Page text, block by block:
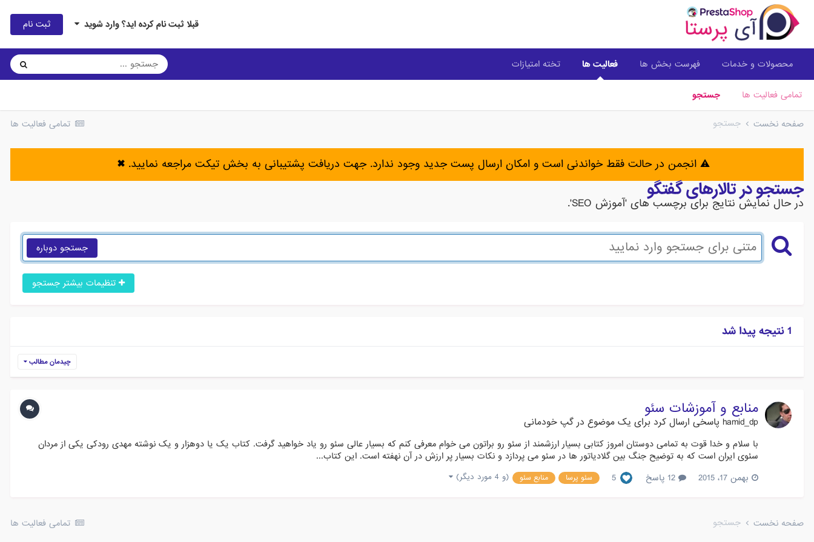
قبلا ثبت نام کرده اید؟ وارد شوید ثبت نام
محصولات و خدمات فهرست بخش ها فعالیت ها
تمامی فعالیت ها جستجو
تخته امتیازات
تمامی فعالیت ها صفحه نخست جستجو
⚠️ انجمن در حالت فقط خواندنی است و امکان ارسال پست جدید وجود ندارد. جهت دریافت پشتیبانی به بخش تیکت مراجعه نمایید.✖
جستجو در تالارهای گفتگو
در حال نمایش نتایج برای برچسب های 'آموزش SEO'.
جستجو دوباره
تنظیمات بیشتر جستجو
1 نتیجه پیدا شد
چیدمان مطالب
منابع و آموزشات سئو
hamid_dp پاسخی ارسال کرد برای یک موضوع در گپ خودمانی
با سلام و خدا قوت به تمامی دوستان امروز کتابی بسیار ارزشمند از سئو رو براتون می خوام معرفی کنم که بسیار عالی سئو رو یاد خواهید گرفت. کتاب یک یا دوهزار و یک نوشته مهدی رودکی یکی از مردان
سئوی ایران است که به توضیح جنگ بین گلادیاتور ها در سئو می پردازد و نکات بسیار پر ارزش در آن نهفته است. این کتاب...
بهمن 17، 2015
5 سئو پرسا منابع سئو (و 4 مورد دیگر)
تمامی فعالیت ها صفحه نخست جستجو